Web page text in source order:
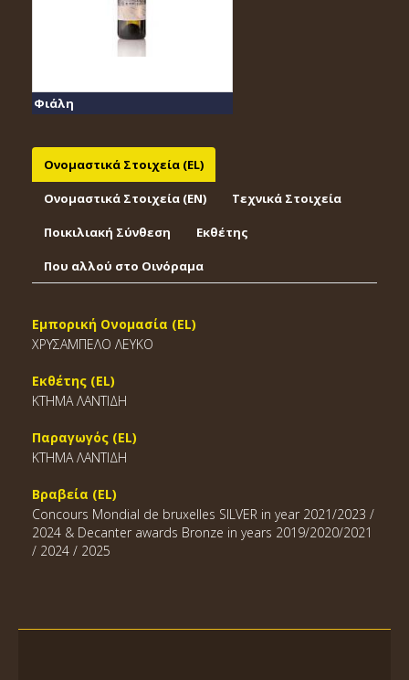
Φιάλη
Ονομαστικά Στοιχεία (EL)
Ονομαστικά Στοιχεία (EΝ) Τεχνικά Στοιχεία
Ποικιλιακή Σύνθεση Εκθέτης
Που αλλού στο Οινόραμα
Εμπορική Ονομασία (EL)
ΧΡΥΣΑΜΠΕΛΟ ΛΕΥΚΟ
Εκθέτης (EL)
ΚΤΗΜΑ ΛΑΝΤΙΔΗ
Παραγωγός (EL)
ΚΤΗΜΑ ΛΑΝΤΙΔΗ
Βραβεία (EL)
Concours Mondial de bruxelles SILVER in year 2021/2023 /
2024 & Decanter awards Bronze in years 2019/2020/2021
/ 2024 / 2025